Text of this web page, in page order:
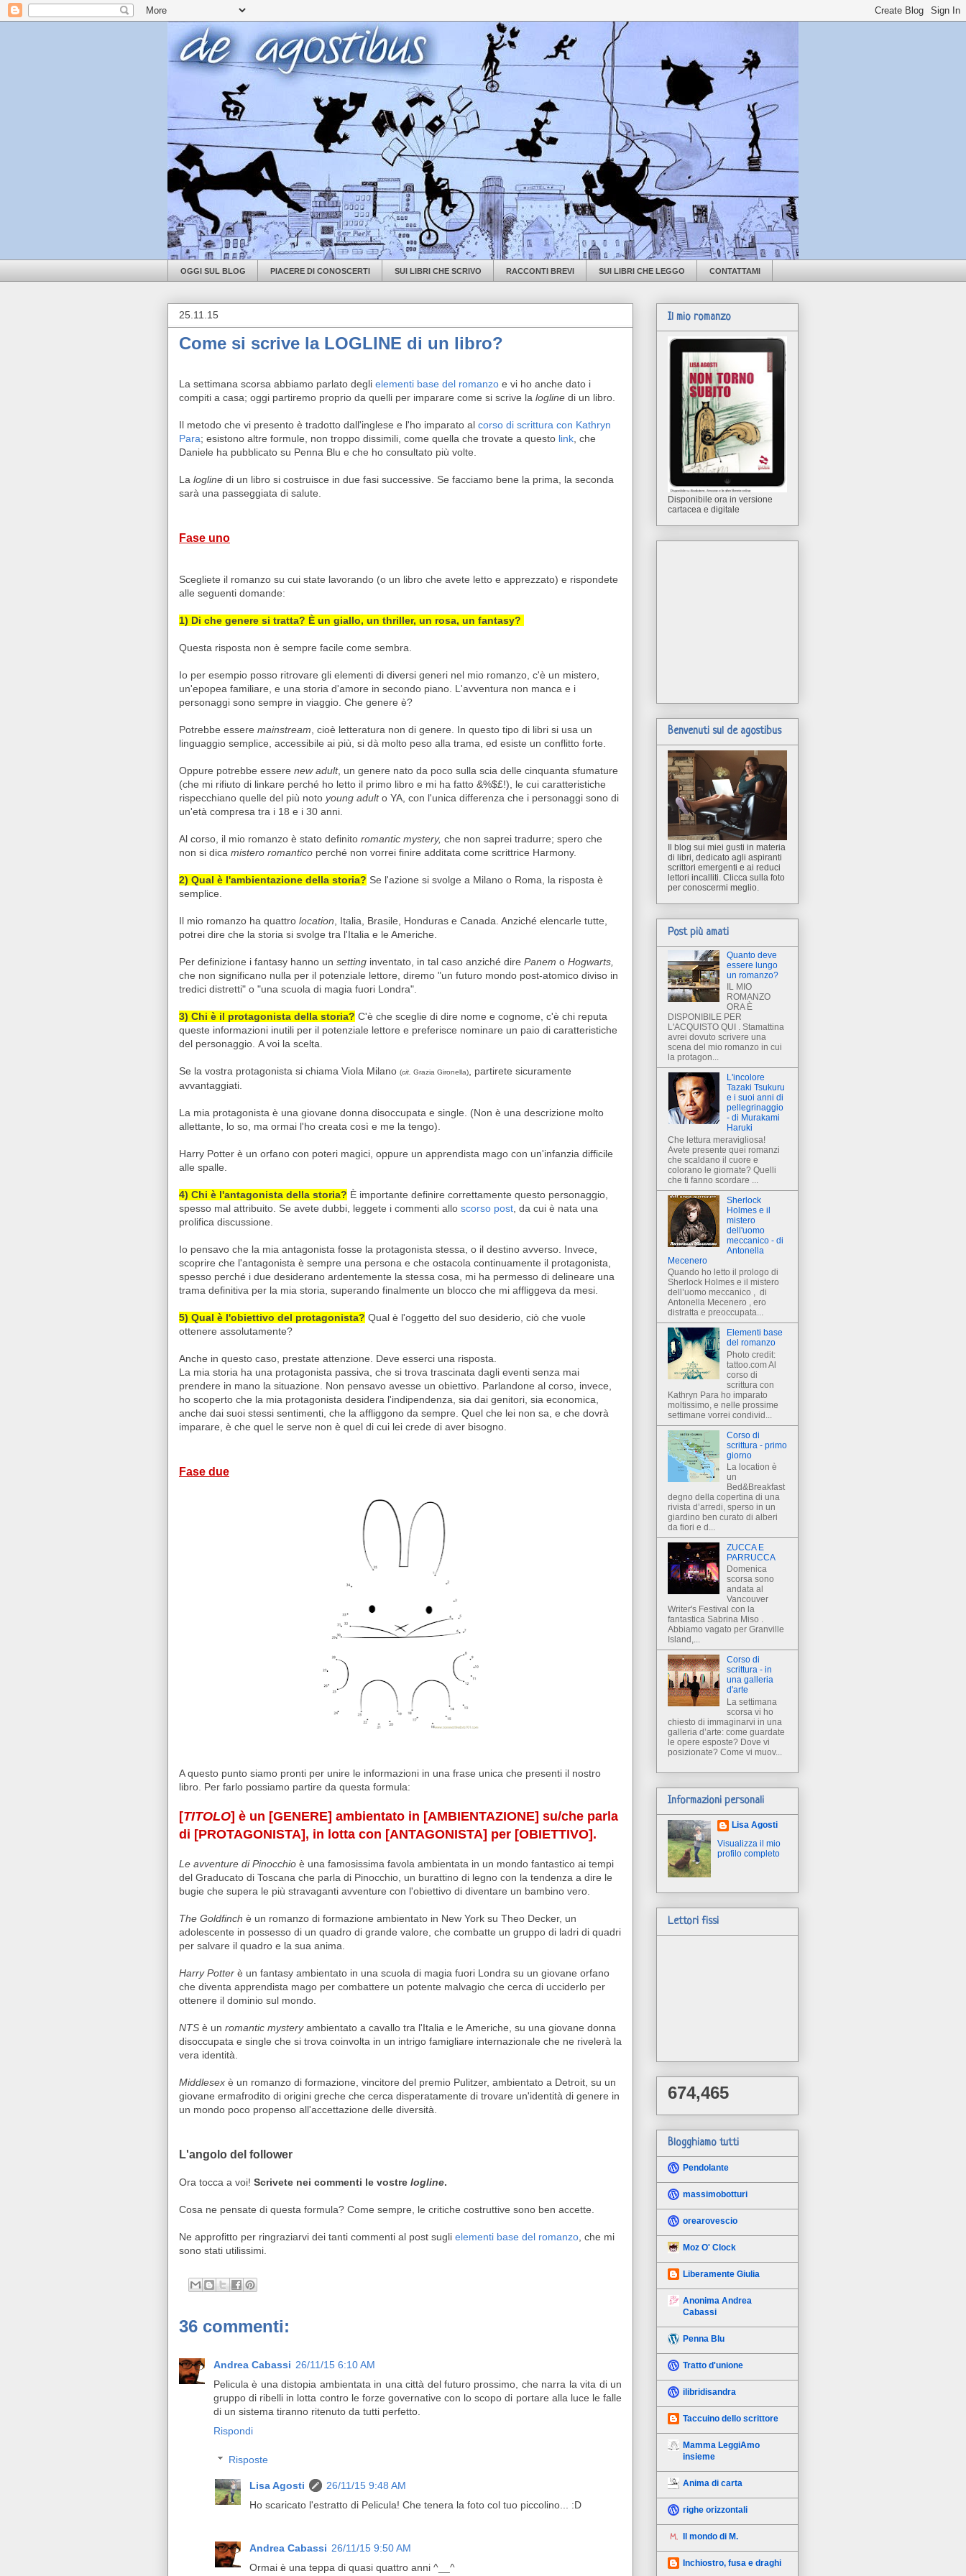
OGGI SUL BLOG PIACERE DI CONOSCERTI SUI LIBRI CHE SCRIVO RACCONTI BREVI SUI LIBRI CHE LEGGO CONTATTAMI
25.11.15
Come si scrive la LOGLINE di un libro?
La settimana scorsa abbiamo parlato degli elementi base del romanzo e vi ho anche dato i
compiti a casa; oggi partiremo proprio da quelli per imparare come si scrive la logline di un libro.
Il metodo che vi presento è tradotto dall'inglese e l'ho imparato al corso di scrittura con Kathryn
Para; esistono altre formule, non troppo dissimili, come quella che trovate a questo link , che
Daniele ha pubblicato su Penna Blu e che ho consultato più volte.
La logline di un libro si costruisce in due fasi successive. Se facciamo bene la prima, la seconda
sarà una passeggiata di salute.
Fase uno
Scegliete il romanzo su cui state lavorando (o un libro che avete letto e apprezzato) e rispondete
alle seguenti domande:
1) Di che genere si tratta? È un giallo, un thriller, un rosa, un fantasy?
Questa risposta non è sempre facile come sembra.
Io per esempio posso ritrovare gli elementi di diversi generi nel mio romanzo, c'è un mistero,
un'epopea familiare, e una storia d'amore in secondo piano. L'avventura non manca e i
personaggi sono sempre in viaggio. Che genere è?
Potrebbe essere mainstream , cioè letteratura non di genere. In questo tipo di libri si usa un
linguaggio semplice, accessibile ai più, si dà molto peso alla trama, ed esiste un conflitto forte.
Oppure potrebbe essere new adult, un genere nato da poco sulla scia delle cinquanta sfumature
(che mi rifiuto di linkare perché ho letto il primo libro e mi ha fatto &%$£!), le cui caratteristiche
rispecchiano quelle del più noto young adulto YA, con l'unica differenza che i personaggi sono di
un'età compresa tra i 18 e i 30 anni.
Al corso, il mio romanzo è stato definito romantic mystery, che non saprei tradurre; spero che
non si dica mistero romantico perché non vorrei finire additata come scrittrice Harmony.
2) Qual è l'ambientazione della storia? Se l'azione si svolge a Milano o Roma, la risposta è
semplice.
Il mio romanzo ha quattro location , Italia, Brasile, Honduras e Canada. Anziché elencarle tutte,
potrei dire che la storia si svolge tra l'Italia e le Americhe.
Per definizione i fantasy hanno un setting inventato, in tal caso anziché dire Panem o Hogwarts,
che non significano nulla per il potenziale lettore, diremo "un futuro mondo post-atomico diviso in
tredici distretti" o "una scuola di magia fuori Londra".
3) Chi è il protagonista della storia? C'è che sceglie di dire nome e cognome, c'è chi reputa
queste informazioni inutili per il potenziale lettore e preferisce nominare un paio di caratteristiche
del personaggio. A voi la scelta.
Se la vostra protagonista si chiama Viola Milano (cit. Grazia Gironella)
, partirete sicuramente
avvantaggiati.
La mia protagonista è una giovane donna disoccupata e single. (Non è una descrizione molto
allettante, lo so, ma ormai l'ho creata così e me la tengo).
Harry Potter è un orfano con poteri magici, oppure un apprendista mago con un'infanzia difficile
alle spalle.
4) Chi è l'antagonista della storia? È importante definire correttamente questo personaggio,
spesso mal attribuito. Se avete dubbi, leggete i commenti allo scorso post , da cui è nata una
prolifica discussione.
Io pensavo che la mia antagonista fosse la protagonista stessa, o il destino avverso. Invece,
scoprire che l'antagonista è sempre una persona e che ostacola continuamente il protagonista,
spesso perché i due desiderano ardentemente la stessa cosa, mi ha permesso di delineare una
trama definitiva per la mia storia, superando finalmente un blocco che mi affliggeva da mesi.
5) Qual è l'obiettivo del protagonista? Qual è l'oggetto del suo desiderio, ciò che vuole
ottenere assolutamente?
Anche in questo caso, prestate attenzione. Deve esserci una risposta.
La mia storia ha una protagonista passiva, che si trova trascinata dagli eventi senza mai
prendere in mano la situazione. Non pensavo avesse un obiettivo. Parlandone al corso, invece,
ho scoperto che la mia protagonista desidera l'indipendenza, sia dai genitori, sia economica,
anche dai suoi stessi sentimenti, che la affliggono da sempre. Quel che lei non sa, e che dovrà
imparare, è che quel le serve non è quel di cui lei crede di aver bisogno.
Fase due
A questo punto siamo pronti per unire le informazioni in una frase unica che presenti il nostro
libro. Per farlo possiamo partire da questa formula:
[TITOLO] è un [GENERE] ambientato in [AMBIENTAZIONE] su/che parla
di [PROTAGONISTA], in lotta con [ANTAGONISTA] per [OBIETTIVO].
Le avventure di Pinocchio è una famosissima favola ambientata in un mondo fantastico ai tempi
del Graducato di Toscana che parla di Pinocchio, un burattino di legno con la tendenza a dire le
bugie che supera le più stravaganti avventure con l'obiettivo di diventare un bambino vero.
The Goldfinch è un romanzo di formazione ambientato in New York su Theo Decker, un
adolescente in possesso di un quadro di grande valore, che combatte un gruppo di ladri di quadri
per salvare il quadro e la sua anima.
Harry Potter è un fantasy ambientato in una scuola di magia fuori Londra su un giovane orfano
che diventa apprendista mago per combattere un potente malvagio che cerca di ucciderlo per
ottenere il dominio sul mondo.
NTS è un romantic mysteryambientato a cavallo tra l'Italia e le Americhe, su una giovane donna
disoccupata e single che si trova coinvolta in un intrigo famigliare internazionale che ne rivelerà la
vera identità.
Middlesex è un romanzo di formazione, vincitore del premio Pulitzer, ambientato a Detroit, su un
giovane ermafrodito di origini greche che cerca disperatamente di trovare un'identità di genere in
un mondo poco propenso all'accettazione delle diversità.
L'angolo del follower
Ora tocca a voi! Scrivete nei commenti le vostre logline.
Cosa ne pensate di questa formula? Come sempre, le critiche costruttive sono ben accette.
Ne approfitto per ringraziarvi dei tanti commenti al post sugli elementi base del romanzo , che mi
sono stati utilissimi.
36 commenti:
Andrea Cabassi 26/11/15 6:10 AM
Pelicula è una distopia ambientata in una città del futuro prossimo, che narra la vita di un
gruppo di ribelli in lotta contro le forze governative con lo scopo di portare alla luce le falle
di un sistema tiranno ritenuto da tutti perfetto.
Rispondi
Risposte
Lisa Agosti
26/11/15 9:48 AM
Ho scaricato l'estratto di Pelicula! Che tenera la foto col tuo piccolino... :D
Andrea Cabassi 26/11/15 9:50 AM
Ormai è una teppa di quasi quattro anni ^__^
Il mio romanzo
Disponibile ora in versione
cartacea e digitale
Benvenuti sul de agostibus
Il blog sui miei gusti in materia
di libri, dedicato agli aspiranti
scrittori emergenti e ai reduci
lettori incalliti. Clicca sulla foto
per conoscermi meglio.
Post più amati
Quanto deve
essere lungo
un romanzo?
IL MIO
ROMANZO
ORA È
DISPONIBILE PER
L'ACQUISTO QUI . Stamattina
avrei dovuto scrivere una
scena del mio romanzo in cui
la protagon...
L'incolore
Tazaki Tsukuru
e i suoi anni di
pellegrinaggio
- di Murakami
Haruki
Che lettura meravigliosa!
Avete presente quei romanzi
che scaldano il cuore e
colorano le giornate? Quelli
che ti fanno scordare ...
Sherlock
Holmes e il
mistero
dell'uomo
meccanico - di
Antonella
Mecenero
Quando ho letto il prologo di
Sherlock Holmes e il mistero
dell’uomo meccanico , di
Antonella Mecenero , ero
distratta e preoccupata...
Elementi base
del romanzo
Photo credit:
tattoo.com Al
corso di
scrittura con
Kathryn Para ho imparato
moltissimo, e nelle prossime
settimane vorrei condivid...
Corso di
scrittura - primo
giorno
La location è
un
Bed&Breakfast
degno della copertina di una
rivista d’arredi, sperso in un
giardino ben curato di alberi
da fiori e d...
ZUCCA E
PARRUCCA
Domenica
scorsa sono
andata al
Vancouver
Writer's Festival con la
fantastica Sabrina Miso .
Abbiamo vagato per Granville
Island,...
Corso di
scrittura - in
una galleria
d'arte
La settimana
scorsa vi ho
chiesto di immaginarvi in una
galleria d’arte: come guardate
le opere esposte? Dove vi
posizionate? Come vi muov...
Informazioni personali
Lisa Agosti
Visualizza il mio
profilo completo
Lettori fissi
674,465
Blogghiamo tutti
Pendolante
massimobotturi
orearovescio
Moz O' Clock
Liberamente Giulia
Anonima Andrea
Cabassi
Penna Blu
Tratto d'unione
ilibridisandra
Taccuino dello scrittore
Mamma LeggiAmo
insieme
Anima di carta
righe orizzontali
Il mondo di M.
Inchiostro, fusa e draghi